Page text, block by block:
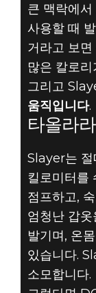
큰 맥락에
사용할 때
거라고 보
많은 칼로
그리고
움직입니다.
타올라
Slayer는 절
킬로미터를
점프하고,
엄청난 갑
발기며, 온
있습니다.
소모합니다.